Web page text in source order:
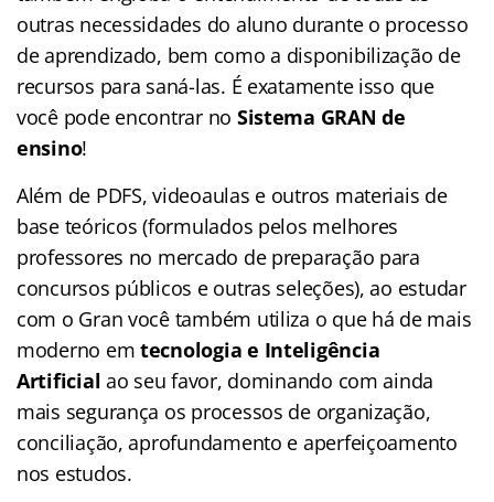
outras necessidades do aluno durante o processo
de aprendizado, bem como a disponibilização de
recursos para saná-las. É exatamente isso que
você pode encontrar no Sistema GRAN de
ensino!
Além de PDFS, videoaulas e outros materiais de
base teóricos (formulados pelos melhores
professores no mercado de preparação para
concursos públicos e outras seleções), ao estudar
com o Gran você também utiliza o que há de mais
moderno emtecnologia e Inteligência
Artificial ao seu favor, dominando com ainda
mais segurança os processos de organização,
conciliação, aprofundamento e aperfeiçoamento
nos estudos.